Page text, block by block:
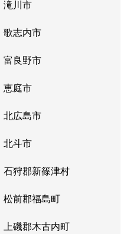
滝川市
歌志内市
富良野市
恵庭市
北広島市
北斗市
石狩郡新篠津村
松前郡福島町
上磯郡木古内町